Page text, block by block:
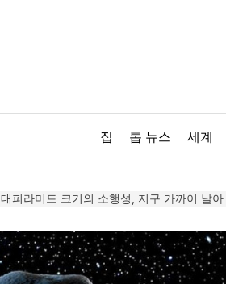
집
톱 뉴스 세계
대피라미드 크기의 소행성, 지구 가까이 날아